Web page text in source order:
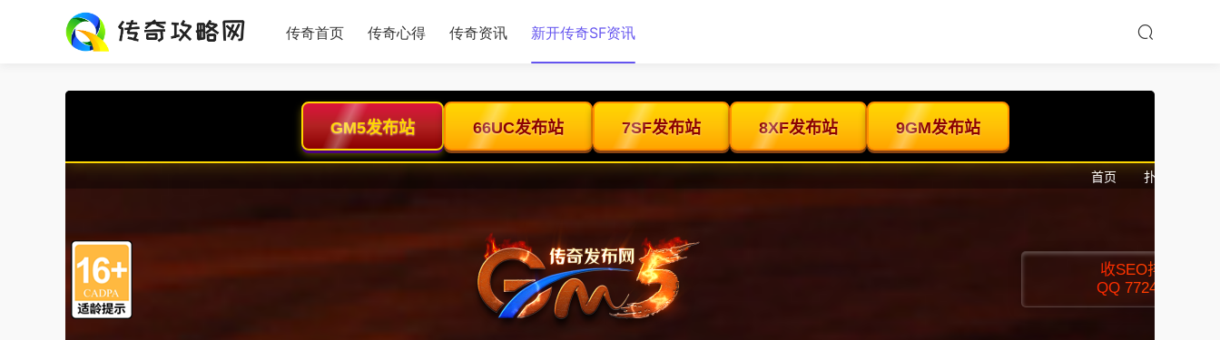
传奇首页 传奇心得 传奇资讯 新开传奇SF资讯